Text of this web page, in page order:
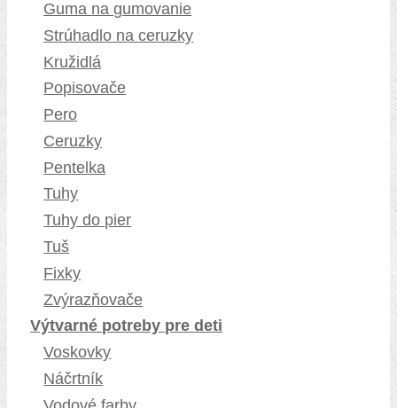
Guma na gumovanie
Strúhadlo na ceruzky
Kružidlá
Popisovače
Pero
Ceruzky
Pentelka
Tuhy
Tuhy do pier
Tuš
Fixky
Zvýrazňovače
Výtvarné potreby pre deti
Voskovky
Náčrtník